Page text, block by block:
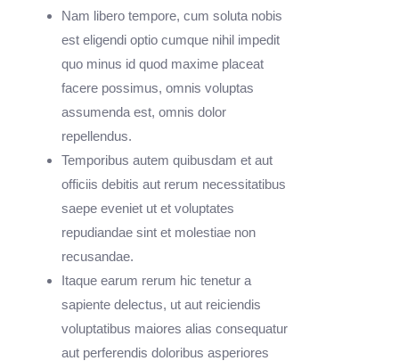
Nam libero tempore, cum soluta nobis
est eligendi optio cumque nihil impedit
quo minus id quod maxime placeat
facere possimus, omnis voluptas
assumenda est, omnis dolor
repellendus.
Temporibus autem quibusdam et aut
officiis debitis aut rerum necessitatibus
saepe eveniet ut et voluptates
repudiandae sint et molestiae non
recusandae.
Itaque earum rerum hic tenetur a
sapiente delectus, ut aut reiciendis
voluptatibus maiores alias consequatur
aut perferendis doloribus asperiores